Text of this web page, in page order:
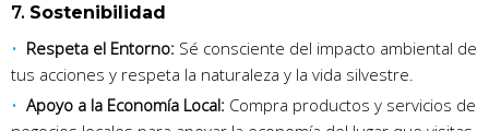
7. Sostenibilidad
Respeta el Entorno: Sé consciente del impacto ambiental de
tus acciones y respeta la naturaleza y la vida silvestre.
Apoyo a la Economía Local: Compra productos y servicios de